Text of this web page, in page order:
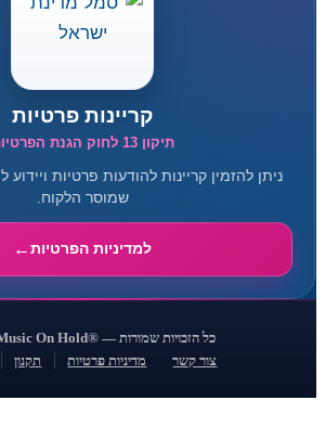
קריינות פרטיות
תיקון 13 לחוק הגנת הפרטיות
שמוסר הלקוח.
למדיניות הפרטיות
© 2026 Music On Hold® — כל הזכויות שמורות
תקנון מדיניות פרטיות צור קשר